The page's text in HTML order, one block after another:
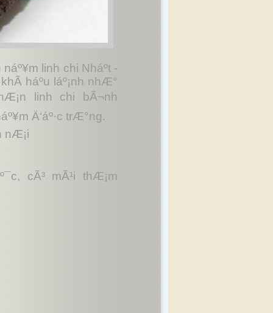
linh chi Nháº­t -
háº­u láº¡nh nhÆ°
linh chi bÃ¬nh
Ä‘áº·c trÆ°ng.
nÆ¡i
cÃ³ mÃ¹i thÆ¡m